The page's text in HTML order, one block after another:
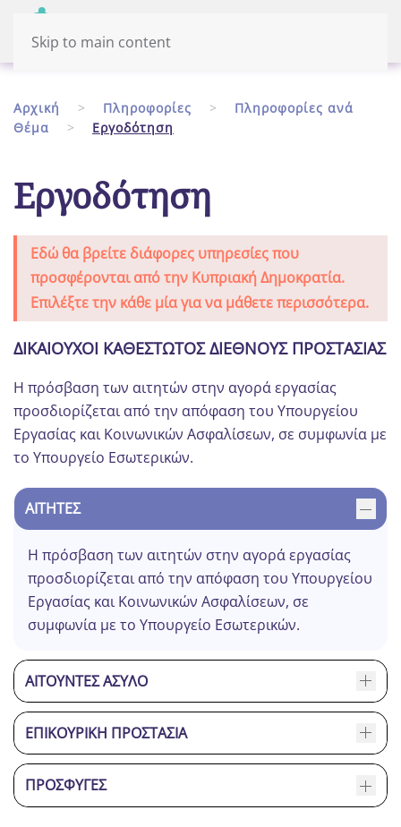
Skip to main content
Αρχική Πληροφορίες
Πληροφορίες ανά
Θέμα
Εργοδότηση
Εργοδότηση
Εδώ θα βρείτε διάφορες υπηρεσίες που
προσφέρονται από την Κυπριακή Δημοκρατία.
Επιλέξτε την κάθε μία για να μάθετε περισσότερα.
ΔΙΚΑΙΟΥΧΟΙ ΚΑΘΕΣΤΩΤΟΣ ΔΙΕΘΝΟΥΣ ΠΡΟΣΤΑΣΙΑΣ
Η πρόσβαση των αιτητών στην αγορά εργασίας
προσδιορίζεται από την απόφαση του Υπουργείου
Εργασίας και Κοινωνικών Ασφαλίσεων, σε συμφωνία με
το Υπουργείο Εσωτερικών.
ΑΙΤΗΤΈΣ
Η πρόσβαση των αιτητών στην αγορά εργασίας
προσδιορίζεται από την απόφαση του Υπουργείου
Εργασίας και Κοινωνικών Ασφαλίσεων, σε
συμφωνία με το Υπουργείο Εσωτερικών.
ΑΙΤΟΎΝΤΕΣ ΆΣΥΛΟ
ΕΠΙΚΟΥΡΙΚΉ ΠΡΟΣΤΑΣΊΑ
ΠΡΌΣΦΥΓΕΣ